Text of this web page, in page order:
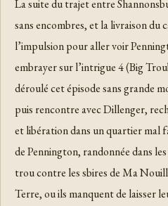
La suite du trajet entre
sans encombres, et la livraison du
l’impulsion pour aller voir
embrayer sur l’intrigue 4 (Big
déroulé cet épisode sans grande
puis rencontre avec Dillenger,
et libération dans un quartier mal
de Pennington, randonnée dans
trou contre les sbires de Ma
Terre, ou ils manquent de laisser